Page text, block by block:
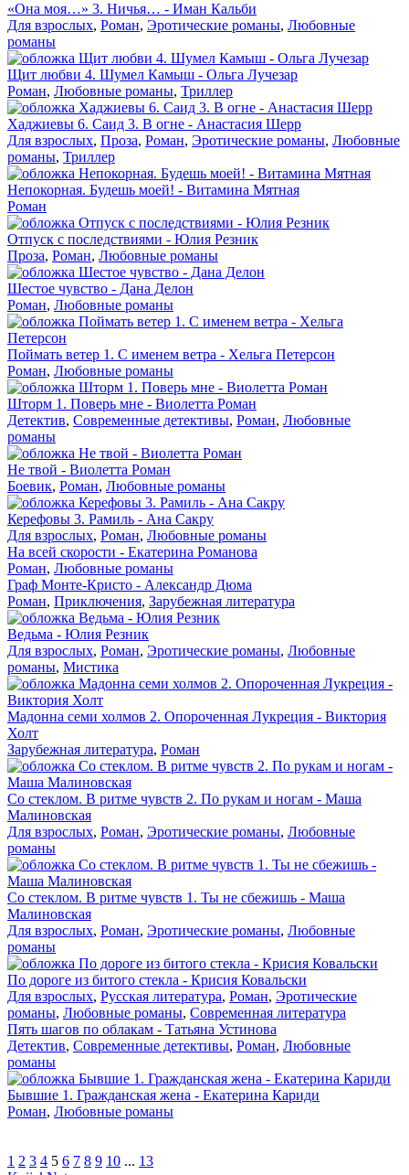
«Она моя…» 3. Ничья… - Иман Кальби
Для взрослых, Роман, Эротические романы, Любовные
романы
Щит любви 4. Шумел Камыш - Ольга Лучезар
Роман, Любовные романы, Триллер
Хаджиевы 6. Саид 3. В огне - Анастасия Шерр
Для взрослых, Проза, Роман, Эротические романы, Любовные
романы, Триллер
Непокорная. Будешь моей! - Витамина Мятная
Роман
Отпуск с последствиями - Юлия Резник
Проза, Роман, Любовные романы
Шестое чувство - Дана Делон
Роман, Любовные романы
Поймать ветер 1. С именем ветра - Хельга Петерсон
Роман, Любовные романы
Шторм 1. Поверь мне - Виолетта Роман
Детектив, Современные детективы, Роман, Любовные
романы
Не твой - Виолетта Роман
Боевик, Роман, Любовные романы
Керефовы 3. Рамиль - Ана Сакру
Для взрослых, Роман, Любовные романы
На всей скорости - Екатерина Романова
Роман, Любовные романы
Граф Монте-Кристо - Александр Дюма
Роман, Приключения, Зарубежная литература
Ведьма - Юлия Резник
Для взрослых, Роман, Эротические романы, Любовные
романы, Мистика
Мадонна семи холмов 2. Опороченная Лукреция - Виктория
Холт
Зарубежная литература, Роман
Со стеклом. В ритме чувств 2. По рукам и ногам - Маша
Малиновская
Для взрослых, Роман, Эротические романы, Любовные
романы
Со стеклом. В ритме чувств 1. Ты не сбежишь - Маша
Малиновская
Для взрослых, Роман, Эротические романы, Любовные
романы
По дороге из битого стекла - Крисия Ковальски
Для взрослых, Русская литература, Роман, Эротические
романы, Любовные романы, Современная литература
Пять шагов по облакам - Татьяна Устинова
Детектив, Современные детективы, Роман, Любовные
романы
Бывшие 1. Гражданская жена - Екатерина Кариди
Роман, Любовные романы
1 2 3 4 5 6 7 8 9 10 ... 13